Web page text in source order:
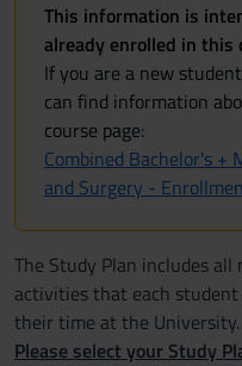
This information is
already enrolled in this
If you are a new
can find information
course page:
Combined Bachelor's +
and Surgery -
The Study Plan includes
activities that each
their time at the University.
Please select your Study